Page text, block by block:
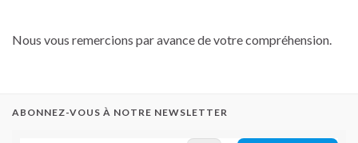
Nous vous remercions par avance de votre compréhension.
ABONNEZ-VOUS À NOTRE NEWSLETTER